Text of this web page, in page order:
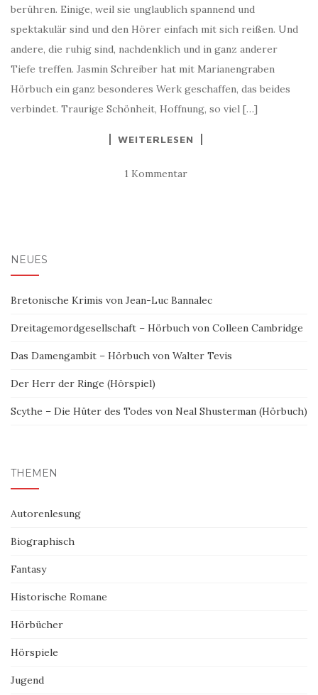
berühren. Einige, weil sie unglaublich spannend und
spektakulär sind und den Hörer einfach mit sich reißen. Und
andere, die ruhig sind, nachdenklich und in ganz anderer
Tiefe treffen. Jasmin Schreiber hat mit Marianengraben
Hörbuch ein ganz besonderes Werk geschaffen, das beides
verbindet. Traurige Schönheit, Hoffnung, so viel […]
WEITERLESEN
1 Kommentar
NEUES
Bretonische Krimis von Jean-Luc Bannalec
Dreitagemordgesellschaft – Hörbuch von Colleen Cambridge
Das Damengambit – Hörbuch von Walter Tevis
Der Herr der Ringe (Hörspiel)
Scythe – Die Hüter des Todes von Neal Shusterman (Hörbuch)
THEMEN
Autorenlesung
Biographisch
Fantasy
Historische Romane
Hörbücher
Hörspiele
Jugend